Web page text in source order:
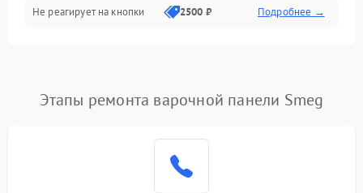
Не реагирует на кнопки 2500 ₽ Подробнее →
Этапы ремонта варочной панели Smeg